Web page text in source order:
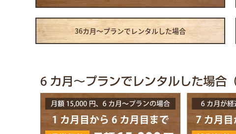
36カ月～プランでレンタルした場合